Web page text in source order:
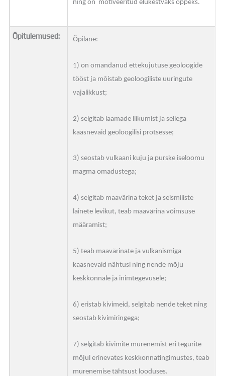
ning on motiveeritud elukestvaks õppeks.
Õpitulemused: Õpilane:
1) on omandanud ettekujutuse geoloogide
tööst ja mõistab geoloogiliste uuringute
vajalikkust;
2) selgitab laamade liikumist ja sellega
kaasnevaid geoloogilisi protsesse;
3) seostab vulkaani kuju ja purske iseloomu
magma omadustega;
4) selgitab maavärina teket ja seismiliste
lainete levikut, teab maavärina võimsuse
määramist;
5) teab maavärinate ja vulkanismiga
kaasnevaid nähtusi ning nende mõju
keskkonnale ja inimtegevusele;
6) eristab kivimeid, selgitab nende teket ning
seostab kivimiringega;
7) selgitab kivimite murenemist eri tegurite
mõjul erinevates keskkonnatingimustes, teab
murenemise tähtsust looduses.